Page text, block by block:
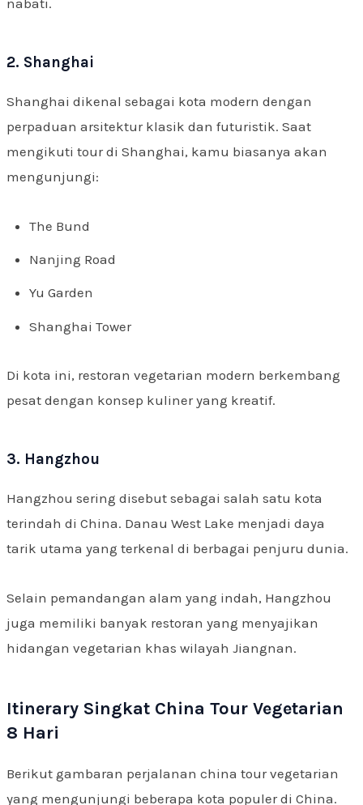
nabati.
2. Shanghai
Shanghai dikenal sebagai kota modern dengan
perpaduan arsitektur klasik dan futuristik. Saat
mengikuti tour di Shanghai, kamu biasanya akan
mengunjungi:
The Bund
Nanjing Road
Yu Garden
Shanghai Tower
Di kota ini, restoran vegetarian modern berkembang
pesat dengan konsep kuliner yang kreatif.
3. Hangzhou
Hangzhou sering disebut sebagai salah satu kota
terindah di China. Danau West Lake menjadi daya
tarik utama yang terkenal di berbagai penjuru dunia.
Selain pemandangan alam yang indah, Hangzhou
juga memiliki banyak restoran yang menyajikan
hidangan vegetarian khas wilayah Jiangnan.
Itinerary Singkat China Tour Vegetarian
8 Hari
Berikut gambaran perjalanan china tour vegetarian
yang mengunjungi beberapa kota populer di China.